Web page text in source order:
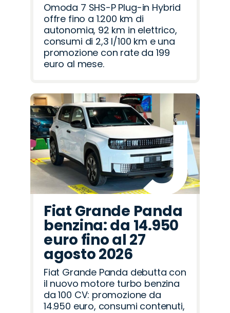
Omoda 7 SHS-P Plug-in Hybrid
offre fino a 1.200 km di
autonomia, 92 km in elettrico,
consumi di 2,3 l/100 km e una
promozione con rate da 199
euro al mese.
Fiat Grande Panda
benzina: da 14.950
euro fino al 27
agosto 2026
Fiat Grande Panda debutta con
il nuovo motore turbo benzina
da 100 CV: promozione da
14.950 euro, consumi contenuti,